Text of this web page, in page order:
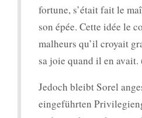
fortune, s’était fait le
son épée. Cette idée le
malheurs qu’il croyait
sa joie quand il en avait.
Jedoch bleibt Sorel
eingeführten